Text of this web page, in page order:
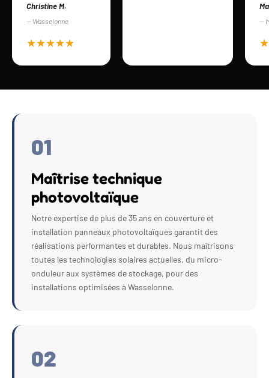
Christine M.
— Wasselonne
★★★★★
—
01
Maîtrise technique
photovoltaïque
Notre expertise de plus de 35 ans en couverture et
installation panneaux photovoltaïques garantit des
réalisations performantes et durables. Nous maîtrisons
toutes les technologies solaires actuelles, du micro-
onduleur aux systèmes de stockage, pour des
installations optimisées à Wasselonne.
02